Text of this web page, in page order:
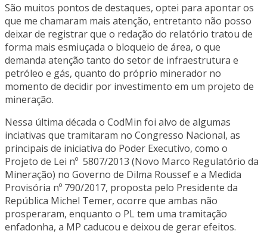
São muitos pontos de destaques, optei para apontar os
que me chamaram mais atenção, entretanto não posso
deixar de registrar que o redação do relatório tratou de
forma mais esmiuçada o bloqueio de área, o que
demanda atenção tanto do setor de infraestrutura e
petróleo e gás, quanto do próprio minerador no
momento de decidir por investimento em um projeto de
mineração.
Nessa última década o CodMin foi alvo de algumas
inciativas que tramitaram no Congresso Nacional, as
principais de iniciativa do Poder Executivo, como o
Projeto de Lei nº 5807/2013 (Novo Marco Regulatório da
Mineração) no Governo de Dilma Roussef e a Medida
Provisória nº 790/2017, proposta pelo Presidente da
República Michel Temer, ocorre que ambas não
prosperaram, enquanto o PL tem uma tramitação
enfadonha, a MP caducou e deixou de gerar efeitos.